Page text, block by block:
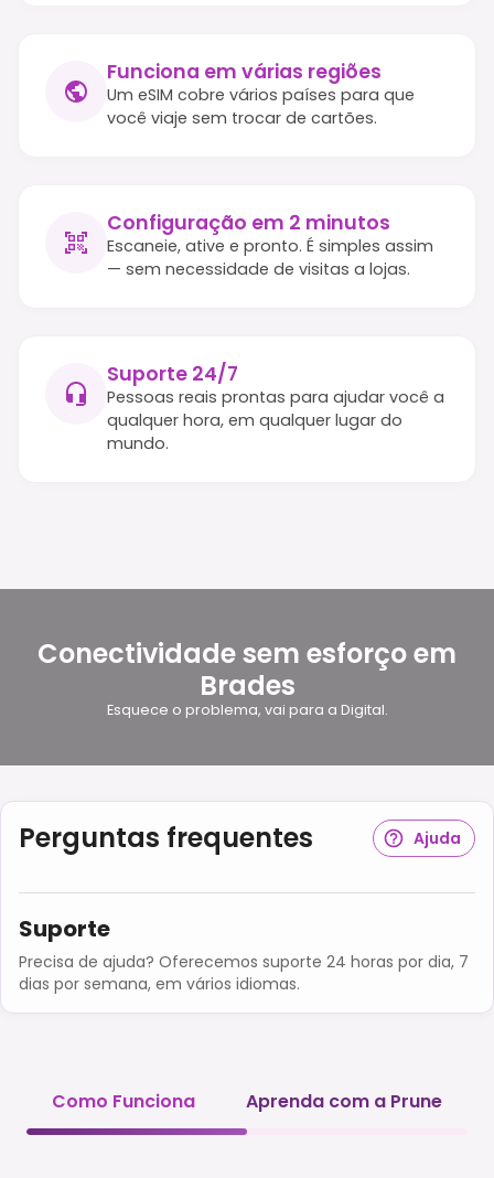
Funciona em várias regiões
Um eSIM cobre vários países para que
você viaje sem trocar de cartões.
Configuração em 2 minutos
Escaneie, ative e pronto. É simples assim
— sem necessidade de visitas a lojas.
Suporte 24/7
Pessoas reais prontas para ajudar você a
qualquer hora, em qualquer lugar do
mundo.
Conectividade sem esforço em
Brades
Esquece o problema, vai para a Digital.
Perguntas frequentes Ajuda
Suporte
Precisa de ajuda? Oferecemos suporte 24 horas por dia, 7
dias por semana, em vários idiomas.
Como Funciona Aprenda com a Prune